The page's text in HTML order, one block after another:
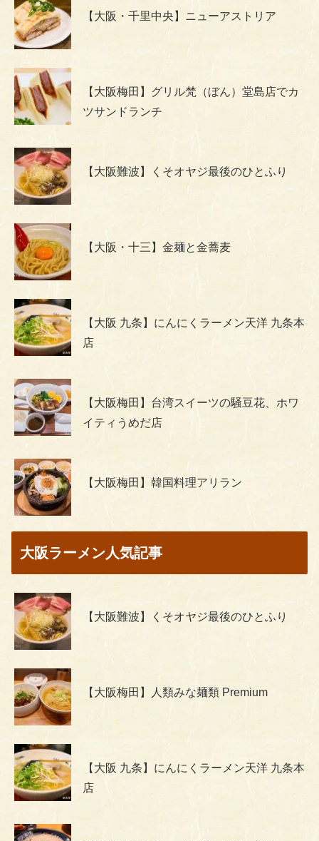
【大阪・千里中央】ニューアストリア
【大阪梅田】グリル梵（ぼん）堂島店でカ
ツサンドランチ
【大阪難波】くそオヤジ最後のひとふり
【大阪・十三】金麺と金蕎麦
【大阪 九条】にんにくラーメン天洋 九条本
店
【大阪梅田】台湾スイーツの騒豆花、ホワ
イティうめだ店
【大阪梅田】韓国料理アリラン
大阪ラーメン人気記事
【大阪難波】くそオヤジ最後のひとふり
【大阪梅田】人類みな麺類 Premium
【大阪 九条】にんにくラーメン天洋 九条本
店